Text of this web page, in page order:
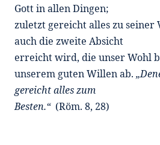
Gott in allen Dingen;
zuletzt gereicht alles zu seiner
auch die zweite Absicht
erreicht wird, die unser Wohl
unserem guten Willen ab.
gereicht alles zum
Besten.“ (Röm. 8, 28)